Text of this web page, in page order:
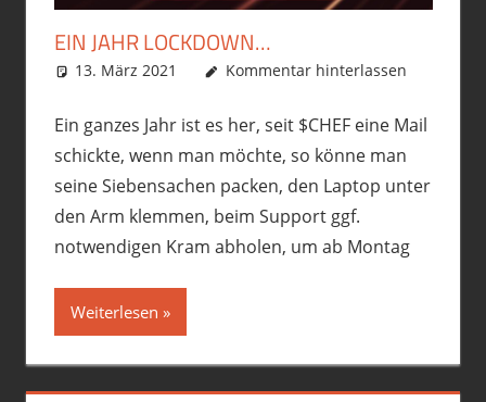
EIN JAHR LOCKDOWN…
13. März 2021 phil
Allgemein,political incorrect
Kommentar hinterlassen
Ein ganzes Jahr ist es her, seit $CHEF eine Mail
schickte, wenn man möchte, so könne man
seine Siebensachen packen, den Laptop unter
den Arm klemmen, beim Support ggf.
notwendigen Kram abholen, um ab Montag
Weiterlesen